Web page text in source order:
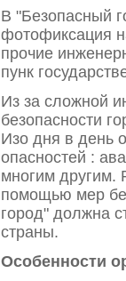
В "Безопасный
фотофиксация
прочие
пунк
Из за сложной
безопасности
Изо дня в день
опасностей :
многим другим.
помощью мер
город" должна
страны.
Особенности